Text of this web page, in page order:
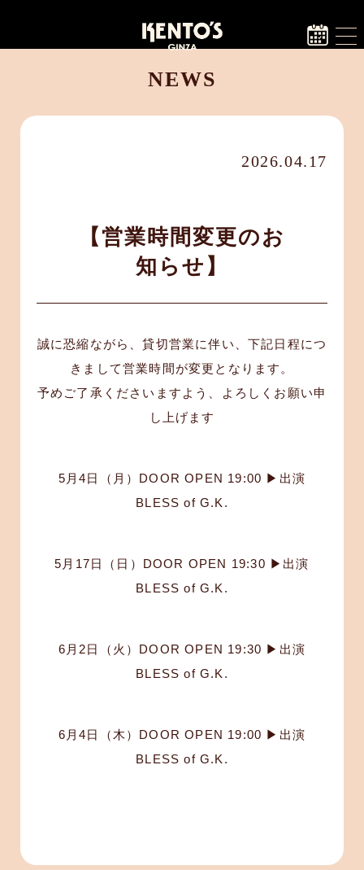
NEWS
2026.04.17
【営業時間変更のお
知らせ】
誠に恐縮ながら、貸切営業に伴い、下記日程につ
きまして営業時間が変更となります。
予めご了承くださいますよう、よろしくお願い申
し上げます
5月4日（月）DOOR OPEN 19:00 ▶︎出演
BLESS of G.K.
5月17日（日）DOOR OPEN 19:30 ▶︎出演
BLESS of G.K.
6月2日（火）DOOR OPEN 19:30 ▶︎出演
BLESS of G.K.
6月4日（木）DOOR OPEN 19:00 ▶︎出演
BLESS of G.K.